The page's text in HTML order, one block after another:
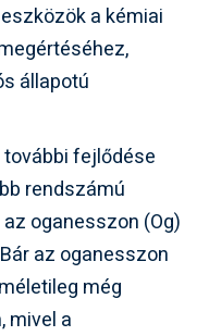
a kémiai
állapotú
fejlődése
rendszámú
oganesszon (Og)
az oganesszon
még
mivel a